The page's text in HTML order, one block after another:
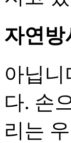
자연방
아닙
다. 손
리는